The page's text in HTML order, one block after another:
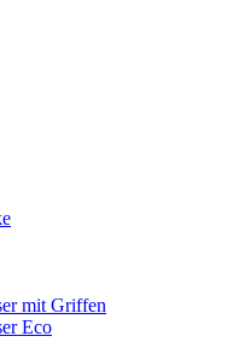
mit Griffen
Eco